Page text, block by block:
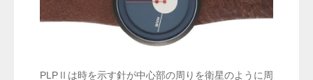
PLPⅡは時を示す針が中心部の周りを衛星のように周